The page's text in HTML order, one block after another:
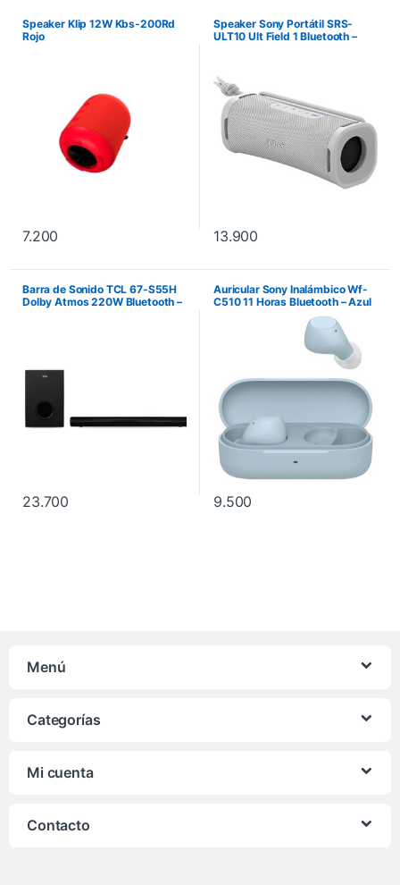
Speaker Klip 12W Kbs-200Rd
Rojo
7.200
Speaker Sony Portátil SRS-
ULT10 Ult Field 1 Bluetooth –
13.900
Barra de Sonido TCL 67-S55H
Dolby Atmos 220W Bluetooth –
23.700
Auricular Sony Inalámbico Wf-
C510 11 Horas Bluetooth – Azul
9.500
Menú
Categorías
Mi cuenta
Contacto